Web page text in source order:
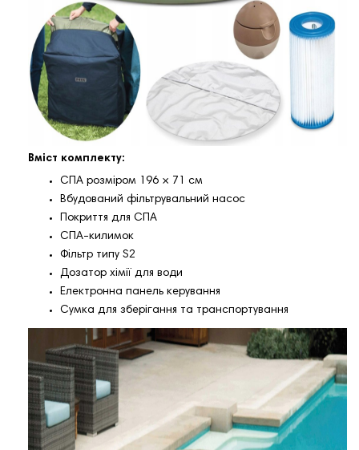
Вміст комплекту:
СПА розміром 196 × 71 см
Вбудований фільтрувальний насос
Покриття для СПА
СПА-килимок
Фільтр типу S2
Дозатор хімії для води
Електронна панель керування
Сумка для зберігання та транспортування